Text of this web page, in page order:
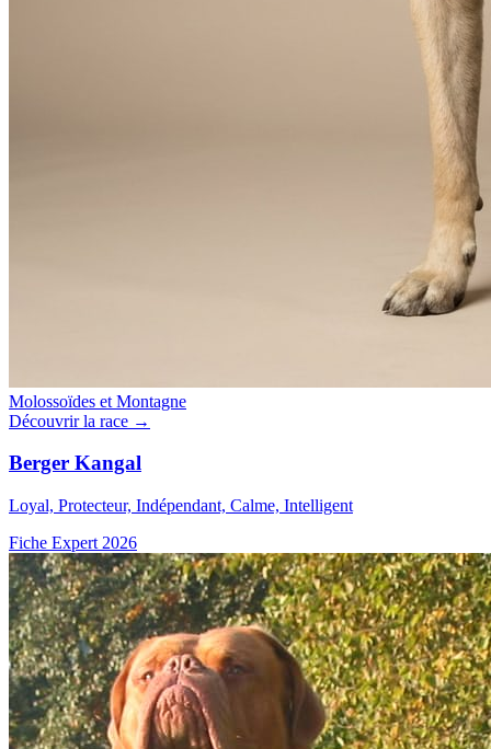
Molossoïdes et Montagne
Découvrir la race →
Berger Kangal
Loyal, Protecteur, Indépendant, Calme, Intelligent
Fiche Expert 2026